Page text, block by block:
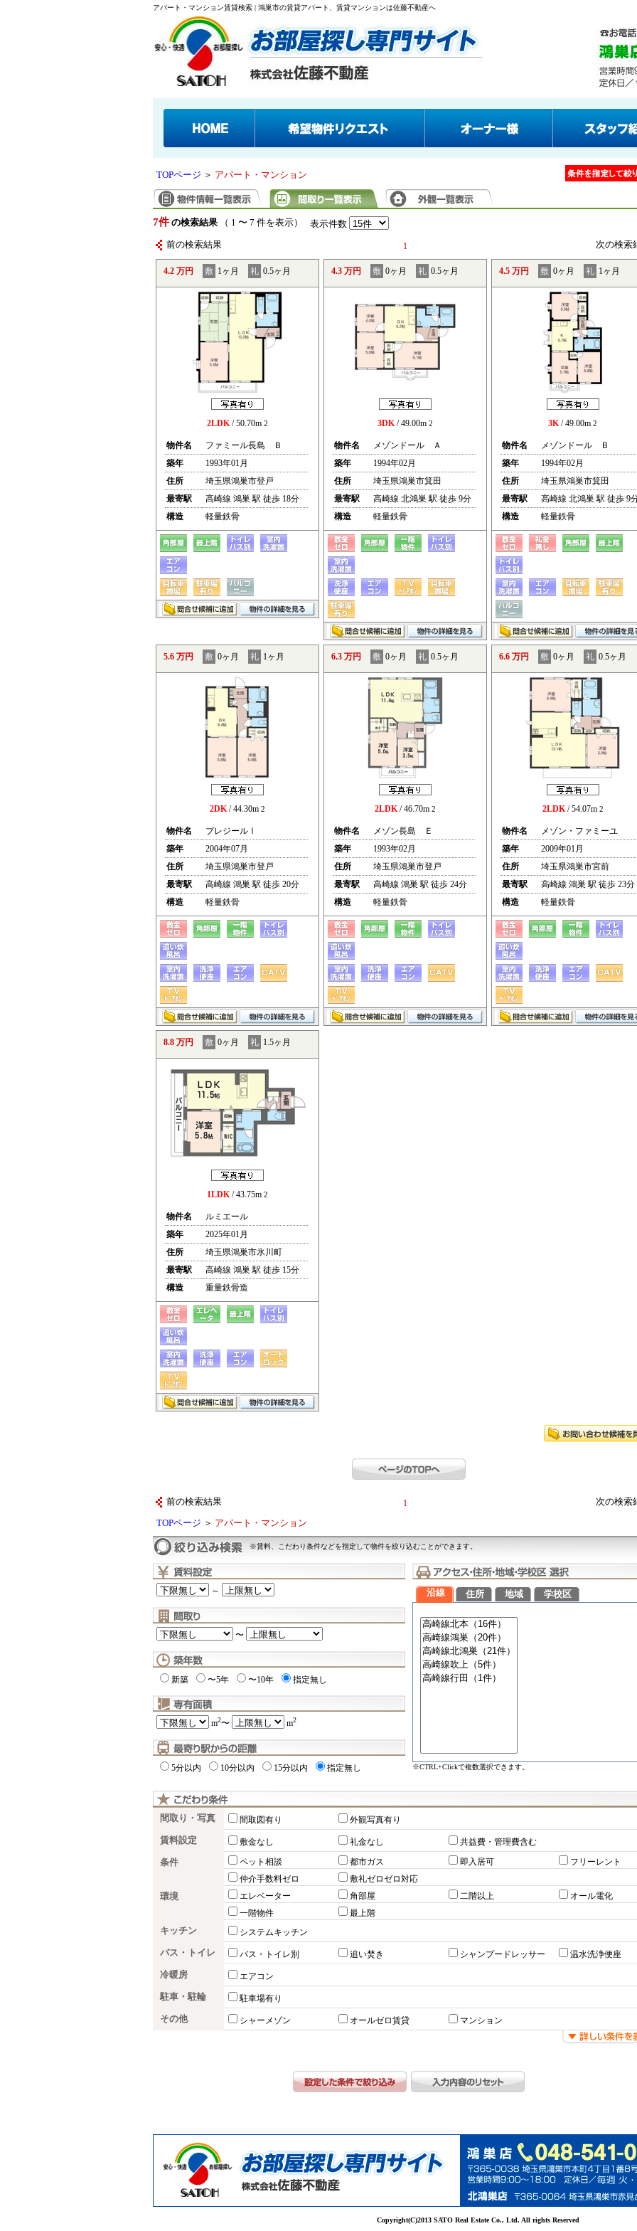
アパート・マンション賃貸検索 | 鴻巣市の賃貸アパート、賃貸マンションは佐藤不動産へ
TOPページ ＞ アパート・マンション
7件 の検索結果（ 1 〜 7 件を表示） 表示件数
前の検索結果 1 次の検
4.2 万円 敷 1ヶ月 礼 0.5ヶ月
2LDK/ 50.70m 2
物件名
ファミール長島 Ｂ
築年
1993年01月
住所
埼玉県鴻巣市登戸
最寄駅
高崎線 鴻巣 駅 徒歩 18分
構造
軽量鉄骨
4.3 万円 敷 0ヶ月 礼 0.5ヶ月
3DK/ 49.00m 2
物件名
メゾンドール Ａ
築年
1994年02月
住所
埼玉県鴻巣市箕田
最寄駅
高崎線 北鴻巣 駅 徒歩 9分
構造
軽量鉄骨
4.5 万円 敷 0ヶ月 礼 1ヶ月
3K/ 49.00m 2
物件名
メゾンドール Ｂ
築年
1994年02月
住所
埼玉県鴻巣市箕田
最寄駅
高崎線 北鴻巣 駅 徒歩 9
構造
軽量鉄骨
5.6 万円 敷 0ヶ月 礼 1ヶ月
2DK/ 44.30m 2
物件名
プレジールⅠ
築年
2004年07月
住所
埼玉県鴻巣市登戸
最寄駅
高崎線 鴻巣 駅 徒歩 20分
構造
軽量鉄骨
6.3 万円 敷 0ヶ月 礼 0.5ヶ月
2LDK/ 46.70m 2
物件名
メゾン長島 Ｅ
築年
1993年02月
住所
埼玉県鴻巣市登戸
最寄駅
高崎線 鴻巣 駅 徒歩 24分
構造
軽量鉄骨
6.6 万円 敷 0ヶ月 礼 0.5ヶ月
2LDK/ 54.07m 2
物件名
メゾン・ファミーユ
築年
2009年01月
住所
埼玉県鴻巣市宮前
最寄駅
高崎線 鴻巣 駅 徒歩 23分
構造
軽量鉄骨
8.8 万円 敷 0ヶ月 礼 1.5ヶ月
1LDK/ 43.75m 2
物件名
ルミエール
築年
2025年01月
住所
埼玉県鴻巣市氷川町
最寄駅
高崎線 鴻巣 駅 徒歩 15分
構造
重量鉄骨造
前の検索結果 1 次の検
TOPページ ＞ アパート・マンション
※賃料、こだわり条件などを指定して物件を絞り込むことができます。
～
〜
新築 〜5年 〜10年 指定無し
m2〜 m2
5分以内 10分以内 15分以内 指定無し
沿線 住所 地域 学校区
※CTRL+Clickで複数選択できます。
間取り・写真 間取図有り 外観写真有り
賃料設定 敷金なし 礼金なし 共益費・管理費含む
条件 ペット相談 都市ガス 即入居可
フリーレント
仲介手数料ゼロ
敷礼ゼロゼロ対応
環境 エレベーター 角部屋 二階以上
オール電化
一階物件
最上階
キッチン システムキッチン
バス・トイレ バス・トイレ別 追い焚き シャンプードレッサー 温水洗浄便座
冷暖房 エアコン
駐車・駐輪 駐車場有り
その他 シャーメゾン オールゼロ賃貸 マンション
Copyright(C)2013 SATO Real Estate Co., Ltd. All rights Reserved